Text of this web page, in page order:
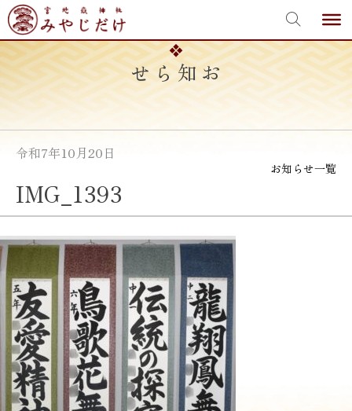
Skip
to
content
お知らせ
令和7年10月20日
お知らせ一覧
IMG_1393